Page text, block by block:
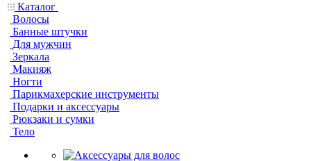
Каталог
Волосы
Банные штучки
Для мужчин
Зеркала
Макияж
Ногти
Парикмахерские инструменты
Подарки и аксессуары
Рюкзаки и сумки
Тело